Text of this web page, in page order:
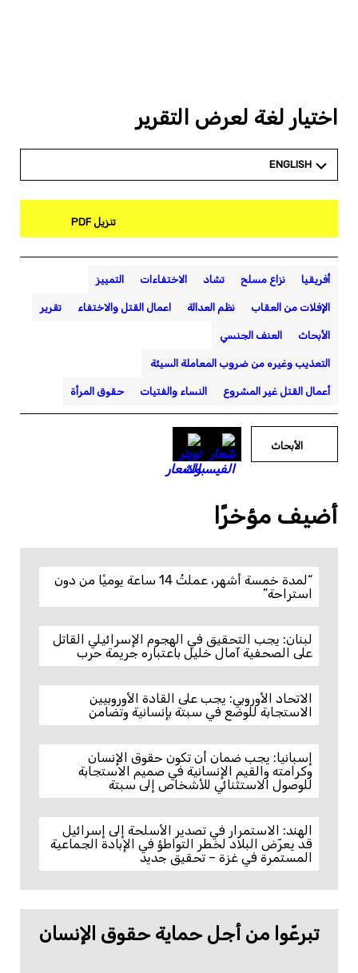
اختيار لغة لعرض التقرير
ENGLISH
تنزيل PDF
أفريقيا نزاع مسلح تشاد الاختفاءات التمييز
الإفلات من العقاب نظم العدالة اعمال القتل والاختفاء تقرير
الأبحاث العنف الجنسي
التعذيب وغيره من ضروب المعاملة السيئة
أعمال القتل غير المشروع النساء والفتيات حقوق المرأة
الأبحاث
أضيف مؤخرًا
“لمدة خمسة أشهر، عملتُ 14 ساعة يوميًا من دون
استراحة”
لبنان: يجب التحقيق في الهجوم الإسرائيلي القاتل
على الصحفية آمال خليل باعتباره جريمة حرب
الاتحاد الأوروبي: يجب على القادة الأوروبيين
الاستجابة للوضع في سبتة بإنسانية وتضامن
إسبانيا: يجب ضمان أن تكون حقوق الإنسان
وكرامته والقيم الإنسانية في صميم الاستجابة
للوصول الاستثنائي للأشخاص إلى سبتة
الهند: الاستمرار في تصدير الأسلحة إلى إسرائيل
قد يعرّض البلاد لخطر التواطؤ في الإبادة الجماعية
المستمرة في غزة – تحقيق جديد
تبرعّوا من أجل حماية حقوق الإنسان